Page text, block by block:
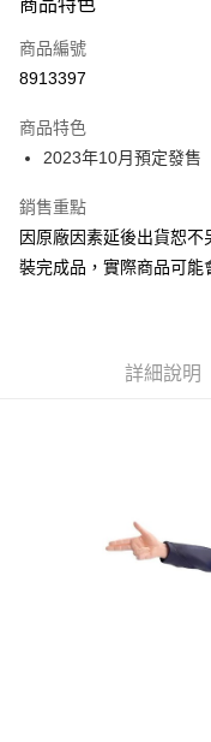
信用卡一次付款
超商取貨付款
Google Pay
全盈+PAY
大哥付你分期
相關說明
流程，驗證手機門號後，選
1.分期款項不併入電信帳單
2.透過簡訊連結打開帳單後
帳／街口支付／iPASS
1.本服務係由「台灣大哥大
用戶於交易時，得透過本服
買賣價金債權讓與本公司後
2.基於同意付款使用「大哥
資料（包含姓名、電話或地
每筆NT$90，滿
預購-7-11取貨付款(舊)
每筆NT$90，滿
每筆NT$90，滿
商品特色
商品編號
8913397
商品特色
2023年10月預定發售
銷售重點
因原廠因素延後出貨恕
裝完成品，實際商品可能
詳細說明